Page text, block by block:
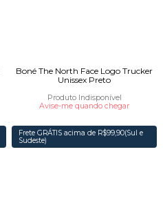
Boné The North Face Logo Trucker
Unissex Preto
Produto Indisponível
Avise-me quando chegar
Frete GRÁTIS acima de R$99,90(Sul e
Sudeste)